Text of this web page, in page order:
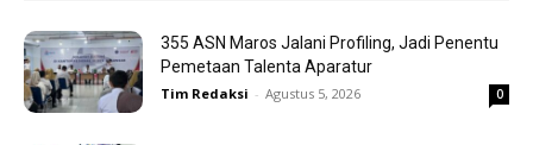
355 ASN Maros Jalani Profiling, Jadi Penentu
Pemetaan Talenta Aparatur
Tim Redaksi - Agustus 5, 2026 0